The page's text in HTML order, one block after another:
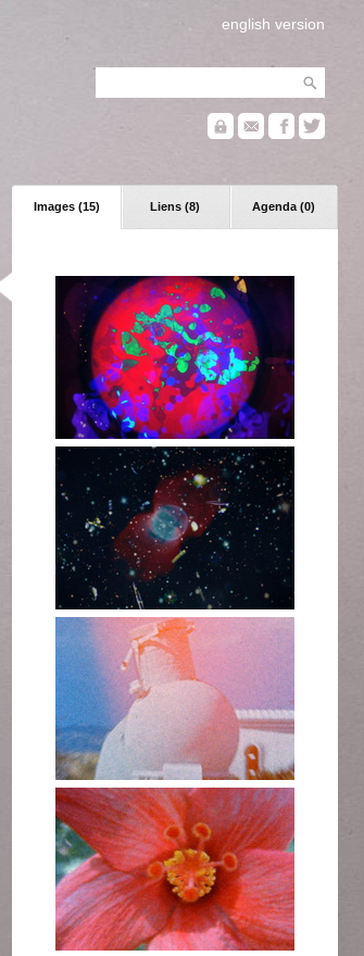
english version
Images (15) Liens (8) Agenda (0)